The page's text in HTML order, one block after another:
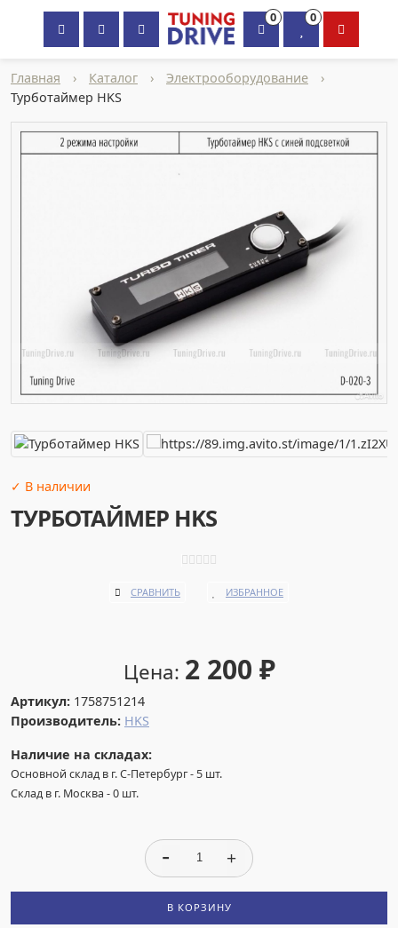
0 0
×
Главная › Каталог › Электрооборудование
›
Турботаймер HKS
✓ В наличии
ТУРБОТАЙМЕР HKS
СРАВНИТЬ ИЗБРАННОЕ
Цена: 2 200 ₽
Артикул: 1758751214
Производитель: HKS
Наличие на складах:
Основной склад в г. С-Петербург-5 шт.
Склад в г. Москва -0 шт.
В КОРЗИНУ